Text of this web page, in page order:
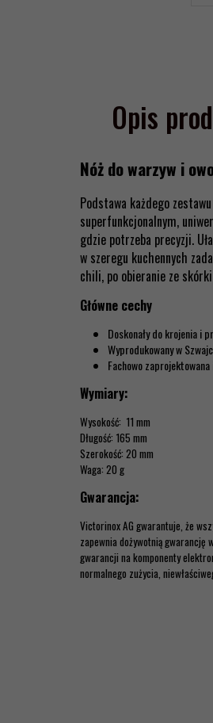
Opis
Nóż do warzyw i
Podstawa każdego
superfunkcjonalnym,
gdzie potrzeba precyzji.
w szeregu kuchennych
chili, po obieranie ze
Główne cechy
Doskonały do krojenia i
Wyprodukowany w
Fachowo
Wymiary:
Wysokość: 11 mm
Długość: 165 mm
Szerokość: 20 mm
Waga: 20 g
Gwarancja:
Victorinox AG gwarantuje, że
zapewnia dożywotnią
gwarancji na komponenty
normalnego zużycia,